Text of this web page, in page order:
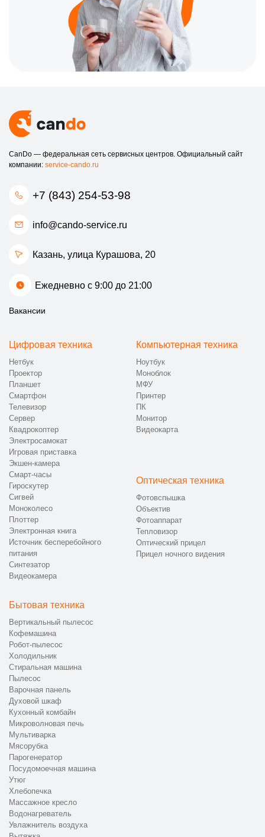
CanDo — федеральная сеть сервисных центров. Официальный сайт
компании: service-cando.ru
+7 (843) 254-53-98
info@cando-service.ru
Казань, улица Курашова, 20
Ежедневно с 9:00 до 21:00
Вакансии
Цифровая техника
Нетбук
Проектор
Планшет
Смартфон
Телевизор
Сервер
Квадрокоптер
Электросамокат
Игровая приставка
Экшен-камера
Смарт-часы
Гироскутер
Сигвей
Моноколесо
Плоттер
Электронная книга
Источник бесперебойного
питания
Синтезатор
Видеокамера
Компьютерная техника
Ноутбук
Моноблок
МФУ
Принтер
ПК
Монитор
Видеокарта
Оптическая техника
Фотовспышка
Объектив
Фотоаппарат
Тепловизор
Оптический прицел
Прицел ночного видения
Бытовая техника
Вертикальный пылесос
Кофемашина
Робот-пылесос
Холодильник
Стиральная машина
Пылесос
Варочная панель
Духовой шкаф
Кухонный комбайн
Микроволновая печь
Мультиварка
Мясорубка
Парогенератор
Посудомоечная машина
Утюг
Хлебопечка
Массажное кресло
Водонагреватель
Увлажнитель воздуха